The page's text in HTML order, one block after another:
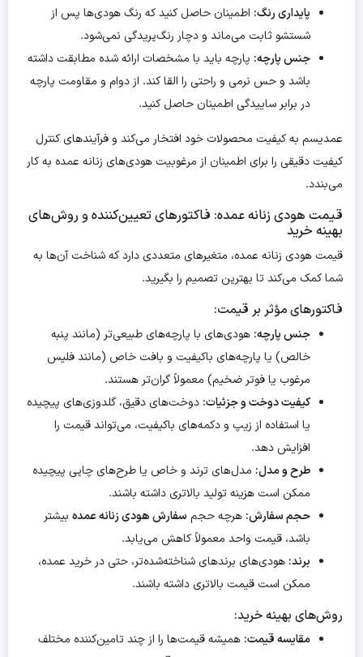
پایداری رنگ: اطمینان حاصل کنید که رنگ هودی‌ها پس از
شستشو ثابت می‌ماند و دچار رنگ‌پریدگی نمی‌شود.
جنس پارچه: پارچه باید با مشخصات ارائه شده مطابقت داشته
باشد و حس نرمی و راحتی را القا کند. از دوام و مقاومت پارچه
در برابر ساییدگی اطمینان حاصل کنید.
عمدیسم به کیفیت محصولات خود افتخار می‌کند و فرآیندهای کنترل
کیفیت دقیقی را برای اطمینان از مرغوبیت هودی‌های زنانه عمده به کار
می‌بندد.
قیمت هودی زنانه عمده: فاکتورهای تعیین‌کننده و روش‌های
بهینه خرید
قیمت هودی زنانه عمده، متغیرهای متعددی دارد که شناخت آن‌ها به
شما کمک می‌کند تا بهترین تصمیم را بگیرید.
فاکتورهای مؤثر بر قیمت:
جنس پارچه: هودی‌های با پارچه‌های طبیعی‌تر (مانند پنبه
خالص) یا پارچه‌های باکیفیت و بافت خاص (مانند فلیس
مرغوب یا فوتر ضخیم) معمولاً گران‌تر هستند.
کیفیت دوخت و جزئیات: دوخت‌های دقیق، گلدوزی‌های پیچیده
یا استفاده از زیپ و دکمه‌های باکیفیت، می‌تواند قیمت را
افزایش دهد.
طرح و مدل: مدل‌های ترند و خاص یا طرح‌های چاپی پیچیده
ممکن است هزینه تولید بالاتری داشته باشند.
حجم سفارش: هرچه حجم سفارش هودی زنانه عمده بیشتر
باشد، قیمت واحد معمولاً کاهش می‌یابد.
برند: هودی‌های برندهای شناخته‌شده‌تر، حتی در خرید عمده،
ممکن است قیمت بالاتری داشته باشند.
روش‌های بهینه خرید:
مقایسه قیمت: همیشه قیمت‌ها را از چند تامین‌کننده مختلف